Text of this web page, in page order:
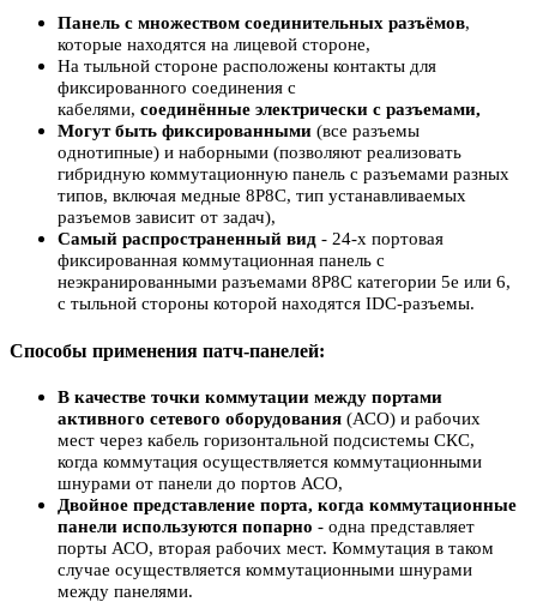
Панель с множеством соединительных разъёмов,
которые находятся на лицевой стороне,
На тыльной стороне расположены контакты для
фиксированного соединения с
кабелями, соединённые электрически с разъемами,
Могут быть фиксированными (все разъемы
однотипные) и наборными (позволяют реализовать
гибридную коммутационную панель с разъемами разных
типов, включая медные 8P8C, тип устанавливаемых
разъемов зависит от задач),
Самый распространенный вид - 24-х портовая
фиксированная коммутационная панель с
неэкранированными разъемами 8P8C категории 5е или 6,
с тыльной стороны которой находятся IDC-разъемы.
Способы применения патч-панелей:
В качестве точки коммутации между портами
активного сетевого оборудования (АСО) и рабочих
мест через кабель горизонтальной подсистемы СКС,
когда коммутация осуществляется коммутационными
шнурами от панели до портов АСО,
Двойное представление порта, когда коммутационные
панели используются попарно - одна представляет
порты АСО, вторая рабочих мест. Коммутация в таком
случае осуществляется коммутационными шнурами
между панелями.